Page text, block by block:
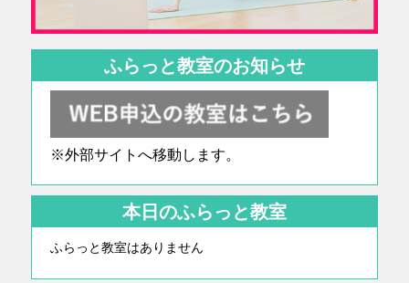
ふらっと教室のお知らせ
※外部サイトへ移動します。
本日のふらっと教室
ふらっと教室はありません